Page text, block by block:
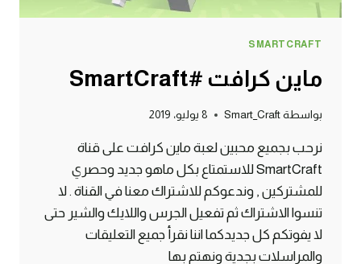
SMARTCRAFT
ماين كرافت #SmartCraft
بواسطة Smart_Craft 8 يوليو، 2019
نرحب بجميع محبين لعبة ماين كرافت على قناة
SmartCraft للاستمتاع بكل ماهو جديد وحصري
للمشتركين , وندعوكم للاشتراك معنا في القناة . لا
تنسوا الاشتراك ثم تفعيل الجرس واللايك والشير حتى
لا يفوتكم كل جديدكما اننا نقرأ جميع التعليقات
والمراسلات بجدية ونهتم بها